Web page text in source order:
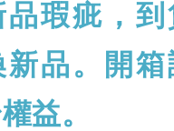
瑕疵，到
新品。開
益。